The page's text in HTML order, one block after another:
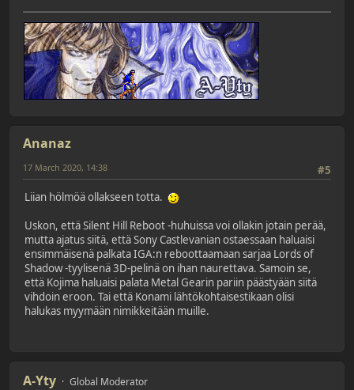
Ananaz
#5
17 March 2020, 14:38
Liian hölmöä ollakseen totta.
Uskon, että Silent Hill Reboot -huhuissa voi ollakin jotain perää,
mutta ajatus siitä, että Sony Castlevanian ostaessaan haluaisi
ensimmäisenä palkata IGA:n reboottaamaan sarjaa Lords of
Shadow -tyylisenä 3D-pelinä on ihan naurettava. Samoin se,
että Kojima haluaisi palata Metal Gearin pariin päästyään siitä
vihdoin eroon. Tai että Konami lähtökohtaisestikaan olisi
halukas myymään nimikkeitään muille.
A-Yty Global Moderator